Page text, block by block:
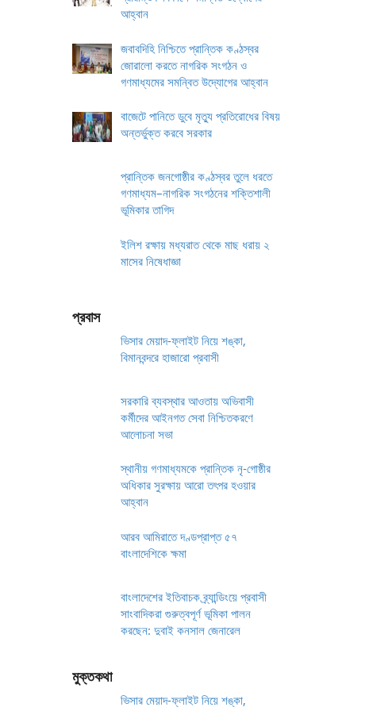
আহ্বান
জবাবদিহি নিশ্চিতে প্রান্তিক কণ্ঠস্বর
জোরালো করতে নাগরিক সংগঠন ও
গণমাধ্যমের সমন্বিত উদ্যোগের আহ্বান
বাজেটে পানিতে ডুবে মৃত্যু প্রতিরোধের বিষয়
অন্তর্ভুক্ত করবে সরকার
প্রান্তিক জনগোষ্ঠীর কণ্ঠস্বর তুলে ধরতে
গণমাধ্যম–নাগরিক সংগঠনের শক্তিশালী
ভূমিকার তাগিদ
ইলিশ রক্ষায় মধ্যরাত থেকে মাছ ধরায় ২
মাসের নিষেধাজ্ঞা
প্রবাস
ভিসার মেয়াদ-ফ্লাইট নিয়ে শঙ্কা,
বিমানবন্দরে হাজারো প্রবাসী
সরকারি ব্যবস্থার আওতায় অভিবাসী
কর্মীদের আইনগত সেবা নিশ্চিতকরণে
আলোচনা সভা
স্থানীয় গণমাধ্যমকে প্রান্তিক নৃ-গোষ্ঠীর
অধিকার সুরক্ষায় আরো তৎপর হওয়ার
আহ্বান
আরব আমিরাতে দণ্ডপ্রাপ্ত ৫৭
বাংলাদেশিকে ক্ষমা
বাংলাদেশের ইতিবাচক ব্র্যান্ডিংয়ে প্রবাসী
সাংবাদিকরা গুরুত্বপূর্ণ ভূমিকা পালন
করছেন: দুবাই কনসাল জেনারেল
মুক্তকথা
ভিসার মেয়াদ-ফ্লাইট নিয়ে শঙ্কা,